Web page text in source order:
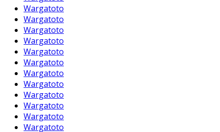
Wargatoto
Wargatoto
Wargatoto
Wargatoto
Wargatoto
Wargatoto
Wargatoto
Wargatoto
Wargatoto
Wargatoto
Wargatoto
Wargatoto